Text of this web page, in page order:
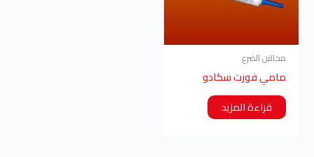
محاقن الضرع
مامي فورت سكادو
قراءة المزيد